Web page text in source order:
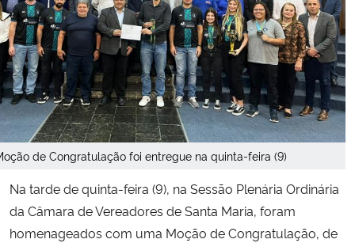
Secretaria-Geral
Secretaria de Governo
Gabinete de Segurança Institucional
Advocacia-Geral da União
Planalto
de Congratulação foi entregue na quinta-feira (9)
Na tarde de quinta-feira (9), na Sessão Plenária Ordinária
da Câmara de Vereadores de Santa Maria, foram
homenageados com uma Moção de Congratulação, de